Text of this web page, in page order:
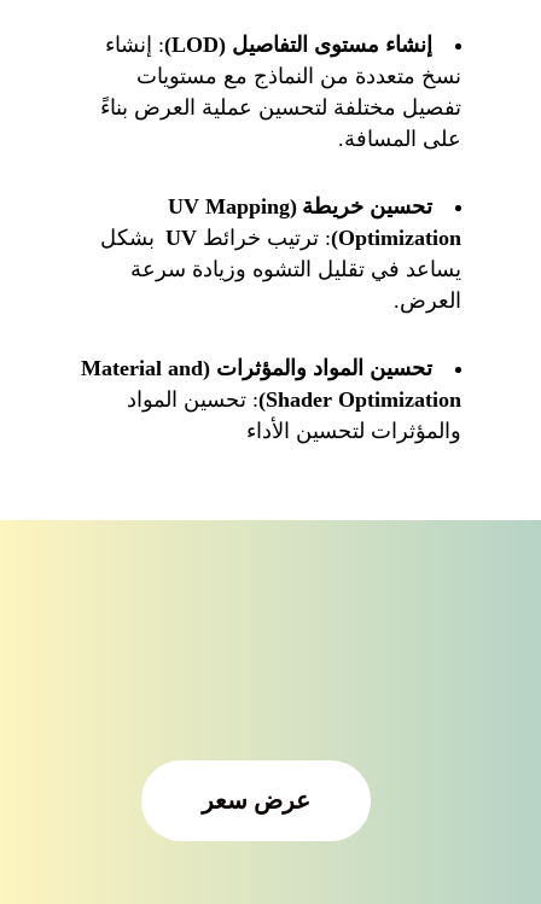
إنشاء مستوى التفاصيل (LOD
): إنشاء
نسخ متعددة من النماذج مع مستويات
تفصيل مختلفة لتحسين عملية العرض بناءً
على المسافة.
تحسين خريطة (UV Mapping
Optimization
): ترتيب خرائط UV بشكل
يساعد في تقليل التشوه وزيادة سرعة
العرض.
تحسين المواد والمؤثرات (Material and
Shader Optimization
): تحسين المواد
والمؤثرات لتحسين الأداء
عرض سعر